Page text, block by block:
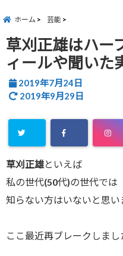
ホーム 芸能
草刈正雄はハー
ィールや聞いた
2019年7月24日
2019年9月29日
草刈正雄といえば
私の世代(50代)の世代では
知らない方はいないと思い
ここ最近再ブレークしまし